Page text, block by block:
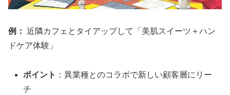
例： 近隣カフェとタイアップして「美肌スイーツ＋ハン
ドケア体験」
ポイント ：異業種とのコラボで新しい顧客層にリー
チ